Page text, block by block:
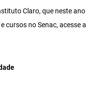
Claro, que neste ano
cursos no Senac, acesse a